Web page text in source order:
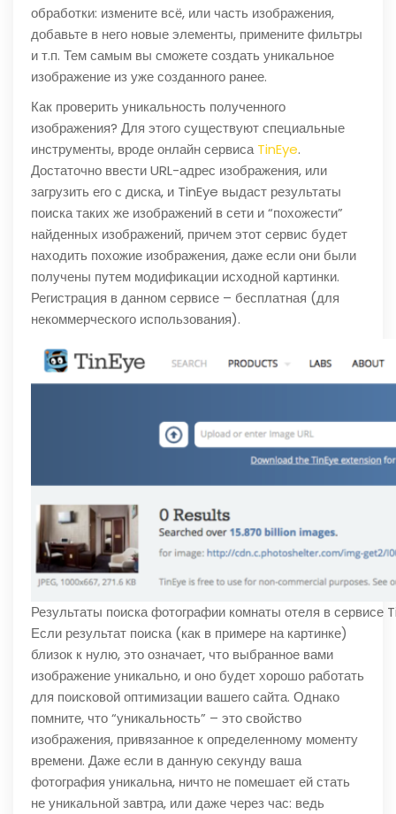
обработки: измените всё, или часть изображения,
добавьте в него новые элементы, примените фильтры
и т.п. Тем самым вы сможете создать уникальное
изображение из уже созданного ранее.
Как проверить уникальность полученного
изображения? Для этого существуют специальные
инструменты, вроде онлайн сервисаTinEye.
Достаточно ввести URL-адрес изображения, или
загрузить его с диска, и TinEye выдаст результаты
поиска таких же изображений в сети и “похожести”
найденных изображений, причем этот сервис будет
находить похожие изображения, даже если они были
получены путем модификации исходной картинки.
Регистрация в данном сервисе – бесплатная (для
некоммерческого использования).
Результаты поиска фотографии комнаты отеля в сервисе
Если результат поиска (как в примере на картинке)
близок к нулю, это означает, что выбранное вами
изображение уникально, и оно будет хорошо работать
для поисковой оптимизации вашего сайта. Однако
помните, что “уникальность” – это свойство
изображения, привязанное к определенному моменту
времени. Даже если в данную секунду ваша
фотография уникальна, ничто не помешает ей стать
не уникальной завтра, или даже через час: ведь